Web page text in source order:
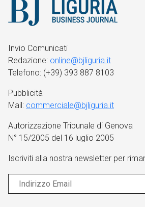
Invio Comunicati
Redazione: online@bjliguria.it
Telefono: (+39) 393 887 8103
Pubblicità
Mail: commerciale@bjliguria.it
Autorizzazione Tribunale di Genova
N° 15/2005 del 16 luglio 2005
Iscriviti alla nostra newsletter per